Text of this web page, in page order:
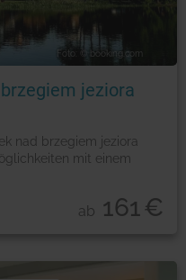
Foto: © booking.com
jeziora
nad brzegiem jeziora
mit einem
ab 161€